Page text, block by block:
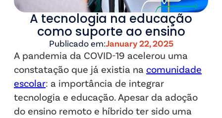
A tecnologia na educação
como suporte ao ensino
Publicado em:January 22, 2025
A pandemia da COVID-19 acelerou uma
constatação que já existia na comunidade
escolar: a importância de integrar
tecnologia e educação. Apesar da adoção
do ensino remoto e híbrido ter sido uma